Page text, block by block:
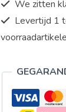
We zitten
Levertijd 1